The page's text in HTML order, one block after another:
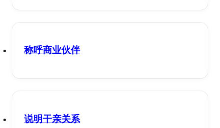
称呼商业伙伴
说明干亲关系